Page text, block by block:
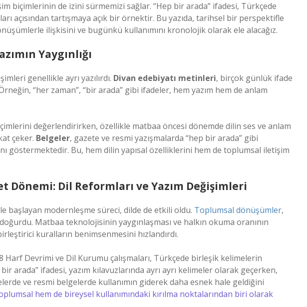
biçimlerinin de izini sürmemizi sağlar. “Hep bir arada” ifadesi, Türkçede
açısından tartışmaya açık bir örnektir. Bu yazıda, tarihsel bir perspektifle
ilişkisini ve bugünkü kullanımını kronolojik olarak ele alacağız.
Yaygınlığı
genellikle ayrı yazılırdı. Divan edebiyatı metinleri, birçok günlük ifade
“her zaman”, “bir arada” gibi ifadeler, hem yazım hem de anlam
değerlendirirken, özellikle matbaa öncesi dönemde dilin ses ve anlam
çeker. Belgeler, gazete ve resmi yazışmalarda “hep bir arada” gibi
göstermektedir. Bu, hem dilin yapısal özelliklerini hem de toplumsal iletişim
Dönemi: Dil Reformları ve Yazım Değişimleri
başlayan modernleşme süreci, dilde de etkili oldu. Toplumsal dönüşümler,
Matbaa teknolojisinin yaygınlaşması ve halkın okuma oranının
kuralların benimsenmesini hızlandırdı.
Harf Devrimi ve Dil Kurumu çalışmaları, Türkçede birleşik kelimelerin
arada” ifadesi, yazım kılavuzlarında ayrı ayrı kelimeler olarak geçerken,
ve resmi belgelerde kullanımın giderek daha esnek hale geldiğini
hem de bireysel kullanımındaki kırılma noktalarından biri olarak